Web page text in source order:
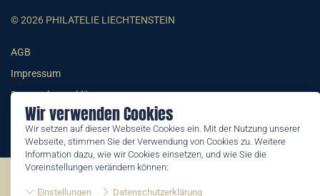
Wir verwenden Cookies
Wir setzen auf dieser Webseite Cookies ein. Mit der Nutzung unserer
Webseite, stimmen Sie der Verwendung von Cookies zu. Weitere
Information dazu, wie wir Cookies einsetzen, und wie Sie die
Voreinstellungen verändern können:
Einstellungen Datenschutzerklärung
© 2026 PHILATELIE LIECHTENSTEIN
AGB
Impressum
Datenschutzerklärung